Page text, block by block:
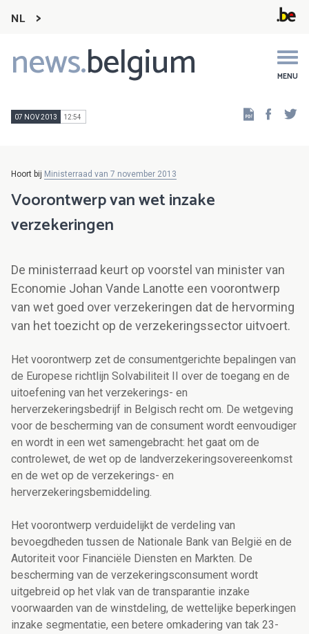
NL
news.belgium MENU
Main
navigation
07 NOV 2013 12:54
Hoort bij Ministerraad van 7 november 2013
Voorontwerp van wet inzake
verzekeringen
De ministerraad keurt op voorstel van minister van
Economie Johan Vande Lanotte een voorontwerp
van wet goed over verzekeringen dat de hervorming
van het toezicht op de verzekeringssector uitvoert.
Het voorontwerp zet de consumentgerichte bepalingen van
de Europese richtlijn Solvabiliteit II over de toegang en de
uitoefening van het verzekerings- en
herverzekeringsbedrijf in Belgisch recht om. De wetgeving
voor de bescherming van de consument wordt eenvoudiger
en wordt in een wet samengebracht: het gaat om de
controlewet, de wet op de landverzekeringsovereenkomst
en de wet op de verzekerings- en
herverzekeringsbemiddeling.
Het voorontwerp verduidelijkt de verdeling van
bevoegdheden tussen de Nationale Bank van België en de
Autoriteit voor Financiële Diensten en Markten. De
bescherming van de verzekeringsconsument wordt
uitgebreid op het vlak van de transparantie inzake
voorwaarden van de winstdeling, de wettelijke beperkingen
inzake segmentatie, een betere omkadering van tak 23-